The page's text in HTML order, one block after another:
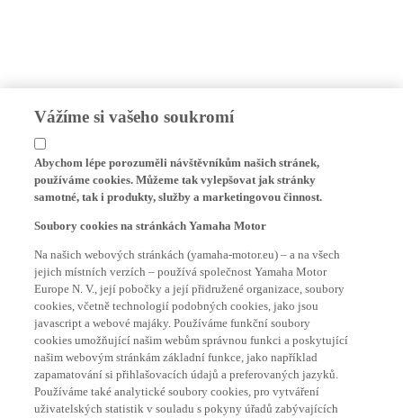
Vážíme si vašeho soukromí
Abychom lépe porozuměli návštěvníkům našich stránek,
používáme cookies. Můžeme tak vylepšovat jak stránky
samotné, tak i produkty, služby a marketingovou činnost.
Soubory cookies na stránkách Yamaha Motor
Na našich webových stránkách (yamaha-motor.eu) – a na všech
jejich místních verzích – používá společnost Yamaha Motor
Europe N. V., její pobočky a její přidružené organizace, soubory
cookies, včetně technologií podobných cookies, jako jsou
javascript a webové majáky. Používáme funkční soubory
cookies umožňující našim webům správnou funkci a poskytující
našim webovým stránkám základní funkce, jako například
zapamatování si přihlašovacích údajů a preferovaných jazyků.
Používáme také analytické soubory cookies, pro vytváření
uživatelských statistik v souladu s pokyny úřadů zabývajících